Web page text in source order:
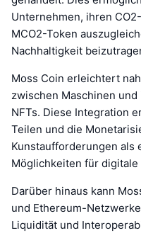
Unternehmen, ihren
MCO2-Token
Nachhaltigkeit
Moss Coin erleichtert
zwischen Maschinen
NFTs. Diese Integration
Teilen und die
Kunstaufforderungen als
Möglichkeiten für
Darüber hinaus kann
und Ethereum-
Liquidität und